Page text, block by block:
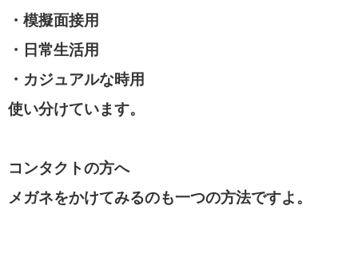
・模擬面接用
・日常生活用
・カジュアルな時用
使い分けています。
コンタクトの方へ
メガネをかけてみるのも一つの方法ですよ。